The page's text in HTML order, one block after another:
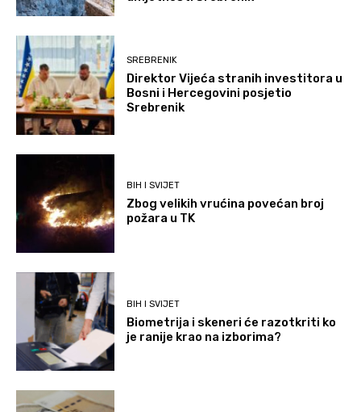
SREBRENIK
Direktor Vijeća stranih investitora u
Bosni i Hercegovini posjetio
Srebrenik
BIH I SVIJET
Zbog velikih vrućina povećan broj
požara u TK
BIH I SVIJET
Biometrija i skeneri će razotkriti ko
je ranije krao na izborima?